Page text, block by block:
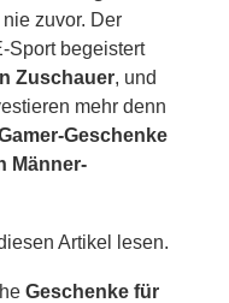
mit 144–180
für jeden
Premium
die Komfort
Gaming-
zuvor. Der
Sport begeistert
Zuschauer, und
mehr denn
Geschenke
Männer-
Artikel lesen.
Geschenke für